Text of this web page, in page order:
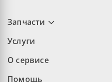
Запчасти
Услуги
О сервисе
Помощь